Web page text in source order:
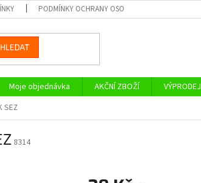
PODMÍNKY OCHRANY OSOBNÍCH ÚDAJŮ
HLEDAT
Moje objednávka AKČNÍ ZBOŽÍ
VÝPRODEJ
SEZ
8314